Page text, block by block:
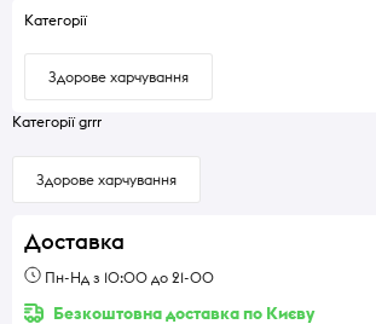
Категорії
Здорове харчування
Категорії grrr
Здорове харчування
Доставка
Пн-Нд з 10:00 до 21-00
Безкоштовна доставка по Києву